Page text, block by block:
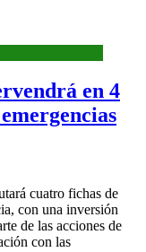
en 4
cuatro fichas de
con una inversión
de las acciones de
con las